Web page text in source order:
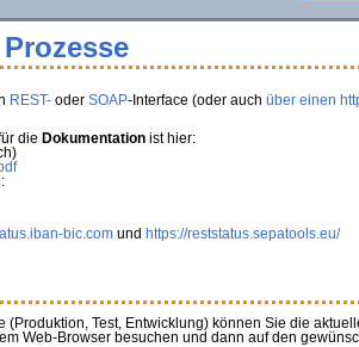
REST-oder SOAP-Interface (oder auch über einen
die Dokumentationist hier:
bic.comund https://reststatus.sepatools.eu/
(Produktion, Test, Entwicklung) können Sie die
Web-Browser besuchen und dann auf den